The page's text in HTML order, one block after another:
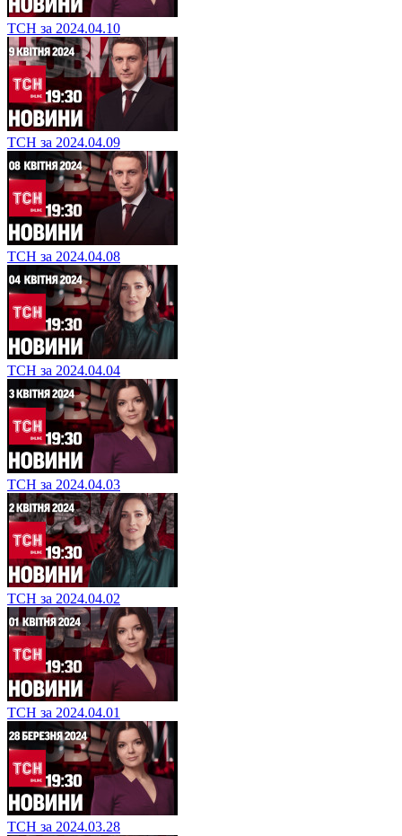
ТСН за 2024.04.10
ТСН за 2024.04.09
ТСН за 2024.04.08
ТСН за 2024.04.04
ТСН за 2024.04.03
ТСН за 2024.04.02
ТСН за 2024.04.01
ТСН за 2024.03.28